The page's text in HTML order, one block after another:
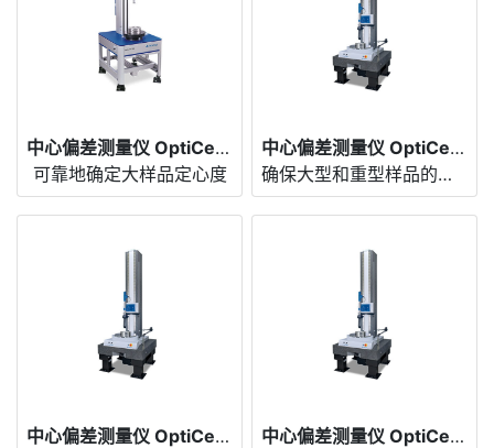
中心偏差测量仪 OptiCentric® 300
可靠地确定大样品定心度
中心偏差测量仪 OptiCentric® 300 UP
确保大型和重型样品的稳定性
中心偏差测量仪 OptiCentric® 600 UP
中心偏差测量仪 OptiCentric® 800 UP